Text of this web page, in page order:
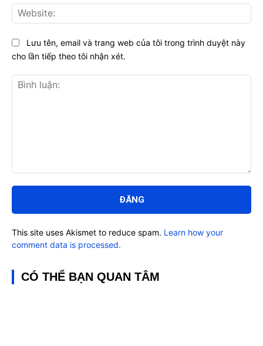
luận:
Lưu tên, email và trang web của tôi trong trình duyệt này
cho lần tiếp theo tôi nhận xét.
This site uses Akismet to reduce spam. Learn how your
comment data is processed.
CÓ THỂ BẠN QUAN TÂM